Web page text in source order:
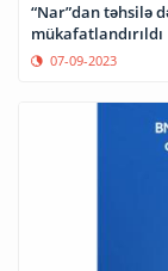
“Nar”dan təhsilə
mükafatlandırıldı
07-09-2023